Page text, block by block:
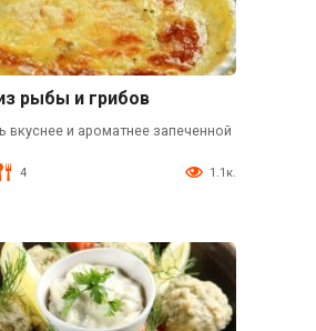
рыбы и грибов
вкуснее и ароматнее запеченной
4 1.1к.